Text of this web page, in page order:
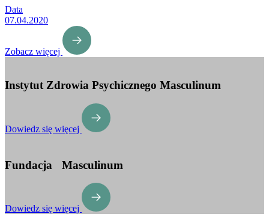
Data
07.04.2020
Zobacz więcej
Instytut Zdrowia Psychicznego Masculinum
Dowiedz się więcej
Fundacja Masculinum
Dowiedz się więcej